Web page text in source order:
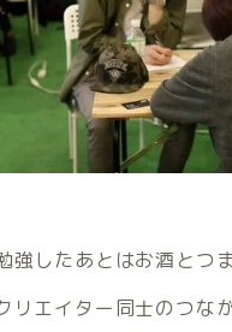
強したあとはお酒とつ
リエイター同士のつな